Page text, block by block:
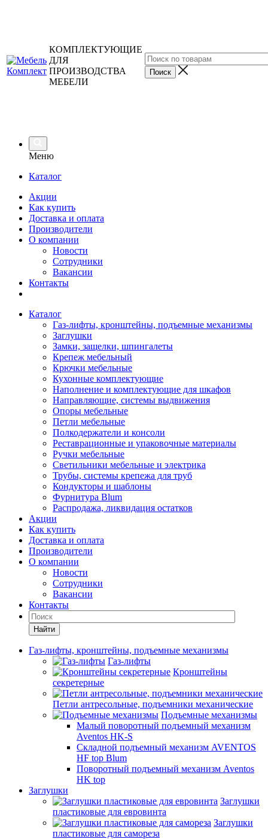
КОМПЛЕКТУЮЩИЕ
ДЛЯ
ПРОИЗВОДСТВА
МЕБЕЛИ
Меню
Каталог
Акции
Как купить
Доставка и оплата
Производители
О компании
Новости
Сотрудники
Вакансии
Контакты
Каталог
Газ-лифты, кронштейны, подъемные механизмы
Заглушки
Замки, защелки, шпингалеты
Крепеж мебельный
Крючки мебельные
Кухонные комплектующие
Наполнение и комплектующие для шкафов
Направляющие, системы выдвижения
Опоры мебельные
Петли мебельные
Полкодержатели и консоли
Реставрационные и упаковочные материалы
Ручки мебельные
Светильники мебельные и электрика
Трубы, системы крепежа для труб
Кондукторы и шаблоны
Фурнитура Blum
Распродажа, ликвидация остатков
Акции
Как купить
Доставка и оплата
Производители
О компании
Новости
Сотрудники
Вакансии
Контакты
Найти
Газ-лифты, кронштейны, подъемные механизмы
Газ-лифты
Кронштейны
секретерные
Петли антресольные, подъемники механические
Подъемные механизмы
Малый поворотный подъемный механизм
Aventos HK-S
Складной подъемный механизм AVENTOS
HF top Blum
Поворотный подъемный механизм Aventos
HK top
Заглушки
Заглушки
пластиковые для евровинта
Заглушки
пластиковые для самореза